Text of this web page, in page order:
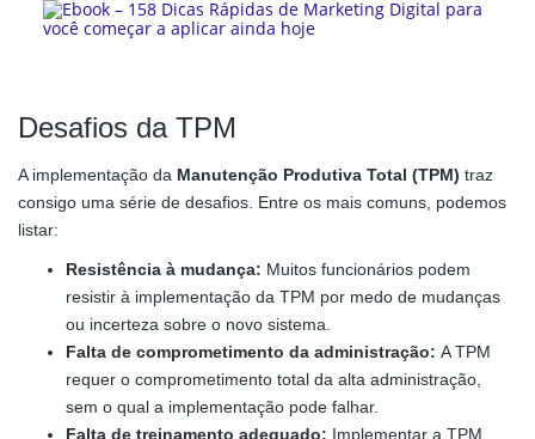
Desafios da TPM
A implementação da Manutenção Produtiva Total (TPM) traz
consigo uma série de desafios. Entre os mais comuns, podemos
listar:
Resistência à mudança: Muitos funcionários podem
resistir à implementação da TPM por medo de mudanças
ou incerteza sobre o novo sistema.
Falta de comprometimento da administração: A TPM
requer o comprometimento total da alta administração,
sem o qual a implementação pode falhar.
Falta de treinamento adequado: Implementar a TPM